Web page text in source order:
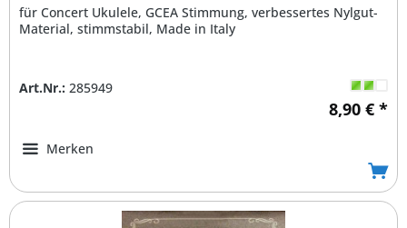
für Concert Ukulele, GCEA Stimmung, verbessertes Nylgut-
Material, stimmstabil, Made in Italy
Art.Nr.: 285949
8,90 € *
Merken